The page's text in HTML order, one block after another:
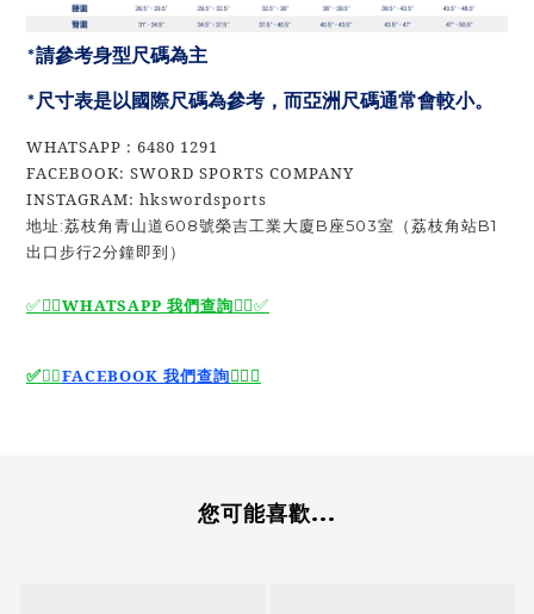
*請參考身型尺碼為主
*尺寸表是以國際尺碼為參考，而亞洲尺碼通常會較小。
WHATSAPP : 6480 1291
FACEBOOK: SWORD SPORTS COMPANY
INSTAGRAM: hkswordsports
地址:荔枝角青山道608號榮吉工業大廈B座503室（荔枝角站B1
出口步行2分鐘即到）
✅🙆‍♂️WHATSAPP 我們查詢🙆‍♂️✅
✅🙆‍♂️FACEBOOK 我們查詢🙆‍♂️✅
您可能喜歡...